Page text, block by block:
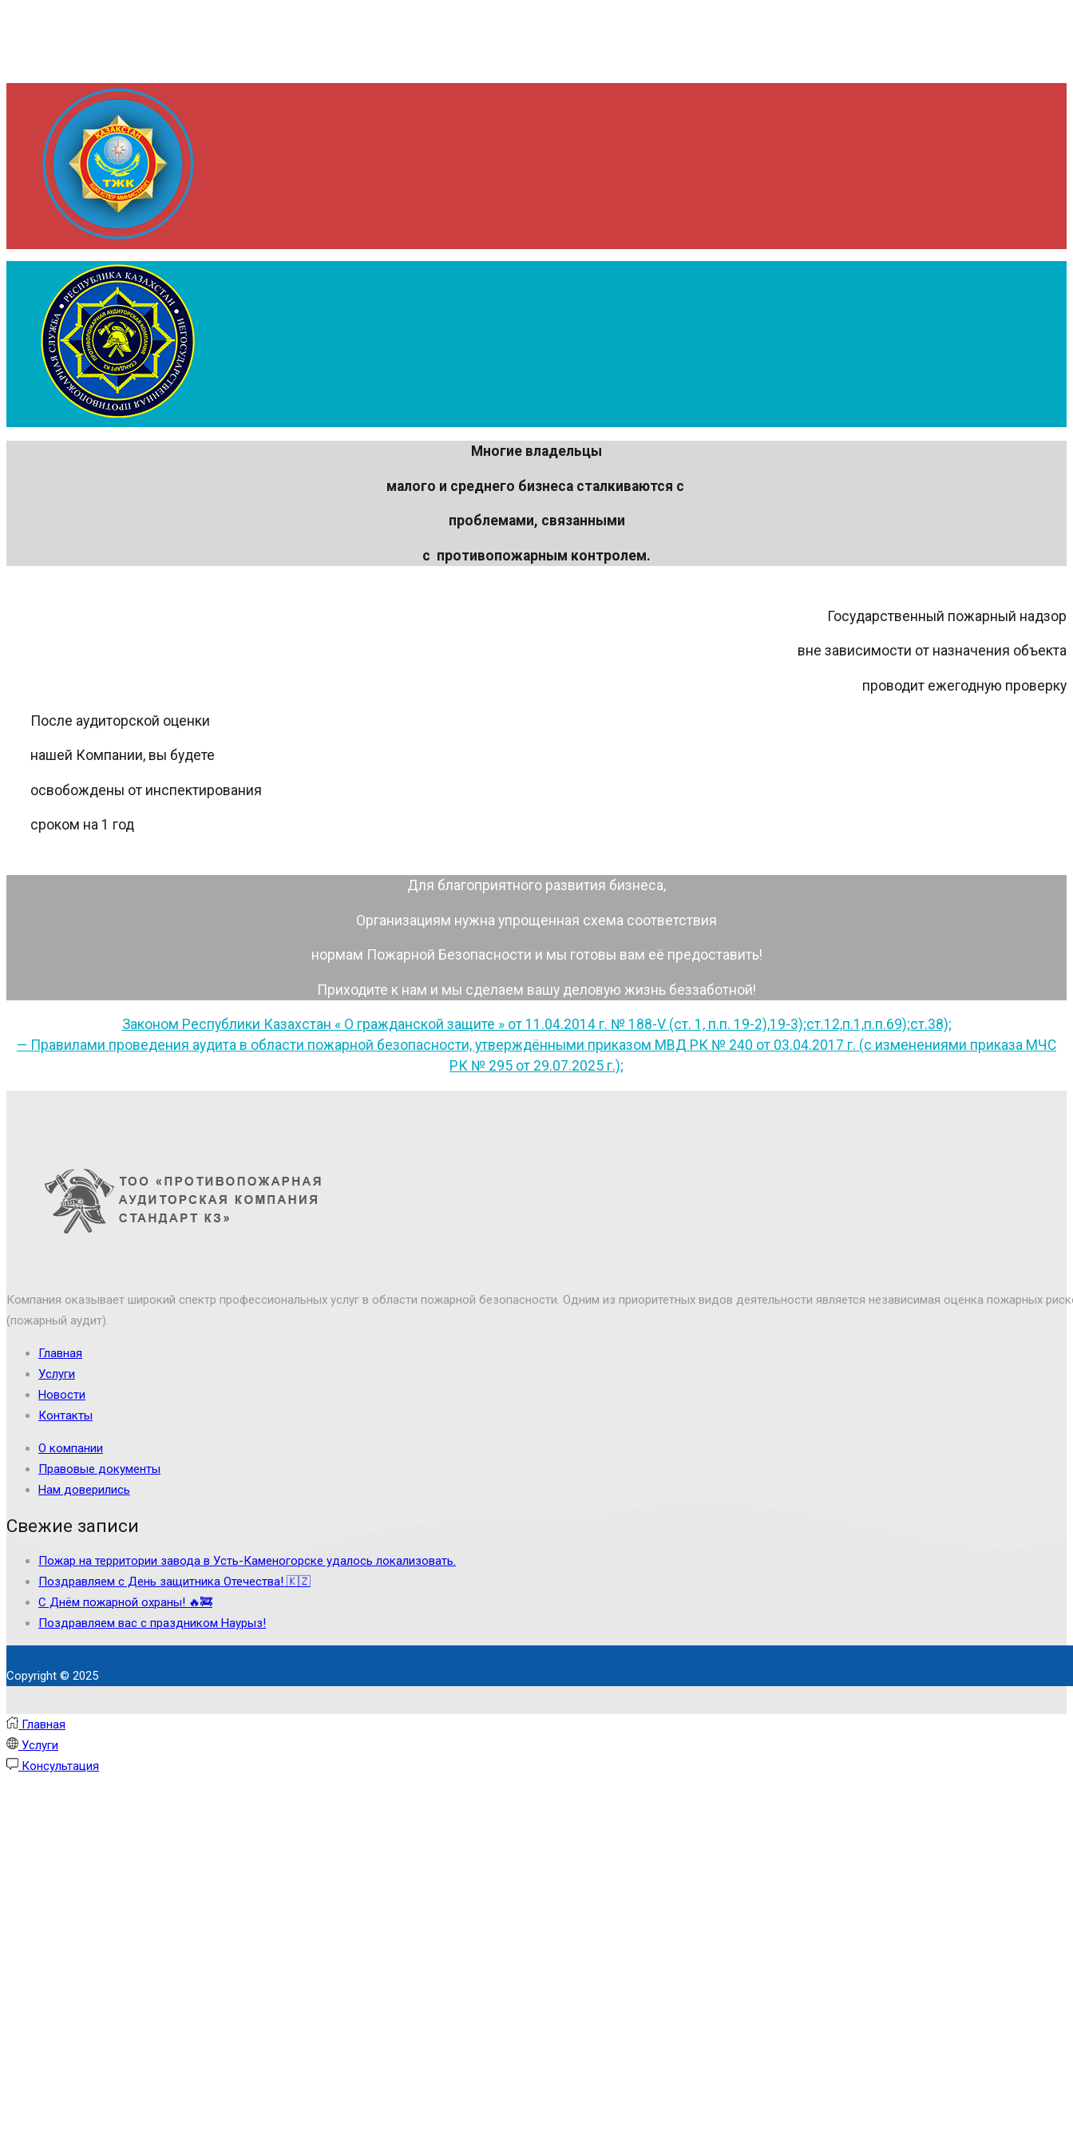
М ногие владельцы
малого и среднего бизнеса сталкиваются с
проблемами, связанными
с противопожарным контролем.
Государственный пожарный надзор
вне зависимости от назначения объекта
проводит ежегодную проверку
После аудиторской оценки
нашей Компании, вы будете
освобождены от инспектирования
сроком на 1 год
Для благоприятного развития бизнеса,
Организациям нужна упрощенная схема соответствия
нормам Пожарной Безопасности и мы готовы вам её предоставить!
Приходите к нам и мы сделаем вашу деловую жизнь беззаботной!
Законом Республики Казахстан « О гражданской защите » от 11.04.2014 г. № 188-V (ст. 1, п.п. 19-2),19-3);ст.12,п.1,п.п.69);ст.38);
— Правилами проведения аудита в области пожарной безопасности, утверждёнными приказом МВД РК № 240 от 03.04.2017 г. (с изменениями приказа МЧС
РК № 295 от 29.07.2025 г.);
Компания оказывает широкий спектр профессиональных услуг в области пожарной безопасности. Одним из приоритетных видов деятельности является независимая оценка пожарных
(пожарный аудит).
Главная
Услуги
Новости
Контакты
О компании
Правовые документы
Нам доверились
Свежие записи
Пожар на территории завода в Усть-Каменогорске удалось локализовать.
Поздравляем с День защитника Отечества! 🇰🇿
С Днём пожарной охраны! 🔥🚒
Поздравляем вас с праздником Наурыз!
Copyright © 2025
Главная
Услуги
Консультация